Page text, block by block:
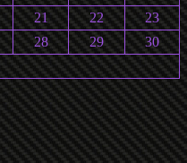
21 22
23
28 29
30